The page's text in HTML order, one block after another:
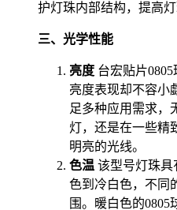
护灯珠内部结构，提高
三、光学性能
亮度 台宏贴片
亮度表现却不容小
足多种应用需求，
灯，还是在一些精
明亮的光线。
色温 该型号灯珠具
色到冷白色，不同
围。暖白色的